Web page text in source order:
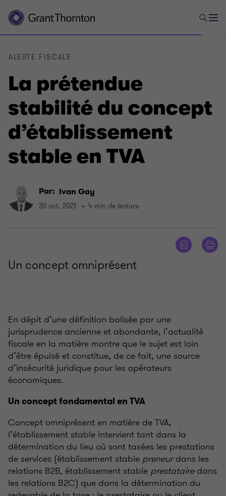
La prétendue
stabilité du concept
d’établissement
stable en TVA
ALERTE FISCALE
Par: Ivan Gay
20 oct. 2021 4 min de lecture
Un concept omniprésent
En dépit d’une définition balisée par une
jurisprudence ancienne et abondante, l’actualité
fiscale en la matière montre que le sujet est loin
d’être épuisé et constitue, de ce fait, une source
d’insécurité juridique pour les opérateurs
économiques.
Un concept fondamental en TVA
Concept omniprésent en matière de TVA,
l’établissement stable intervient tant dans la
détermination du lieu où sont taxées les prestations
de services (établissement stable preneurdans les
relations B2B, établissement stable prestatairedans
les relations B2C) que dans la détermination du